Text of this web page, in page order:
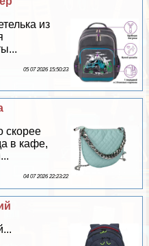
из
05 07 2026 15:50:23
скорее
в кафе,
04 07 2026 22:23:22